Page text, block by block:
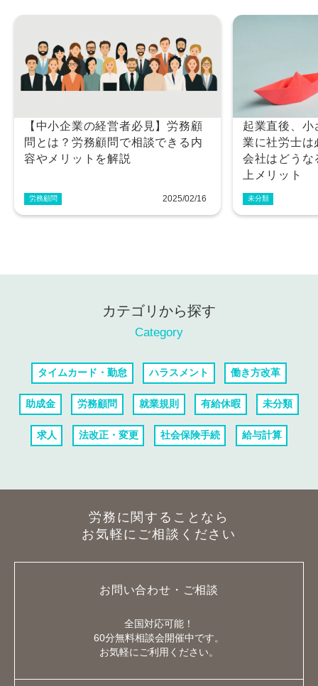
【中小企業の経営者必見】労務顧
問とは？労務顧問で相談できる内
容やメリットを解説
労務顧問 2025/02/16
起業直後、
業に社労士は
会社はどうな
上メリット
未分類
カテゴリから探す
Category
タイムカード・勤怠 ハラスメント 働き方改革
助成金 労務顧問 就業規則 有給休暇 未分類
求人 法改正・変更 社会保険手続 給与計算
労務に関することなら
お気軽にご相談ください
お問い合わせ・ご相談
全国対応可能！
60分無料相談会開催中です。
お気軽にご利用ください。